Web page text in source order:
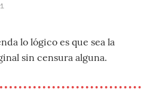
lo lógico es que sea la
sin censura alguna.